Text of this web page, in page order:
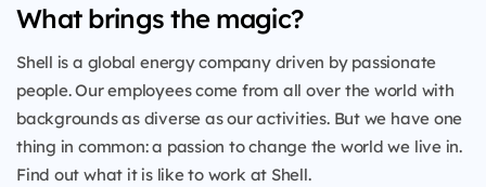
What brings the magic?
Shell is a global energy company driven by passionate
people. Our employees come from all over the world with
backgrounds as diverse as our activities. But we have one
thing in common: a passion to change the world we live in.
Find out what it is like to work at Shell.